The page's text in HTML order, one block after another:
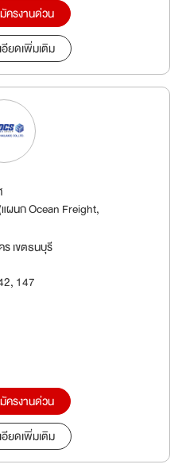
ครงานด่วน
ยดเพิ่มเติม
ผนก Ocean Freight,
เขตธนบุรี
147
ครงานด่วน
ยดเพิ่มเติม